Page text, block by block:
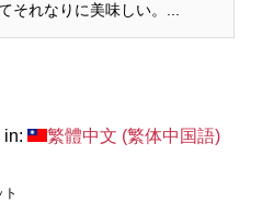
それなりに美味しい。...
in: 繁體中文 (繁体中国語)